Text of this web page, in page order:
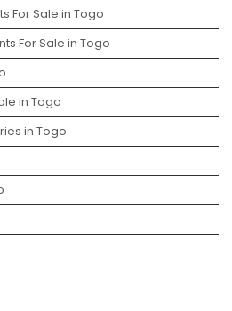
For Sale in Togo
For Sale in Togo
in Togo
in Togo